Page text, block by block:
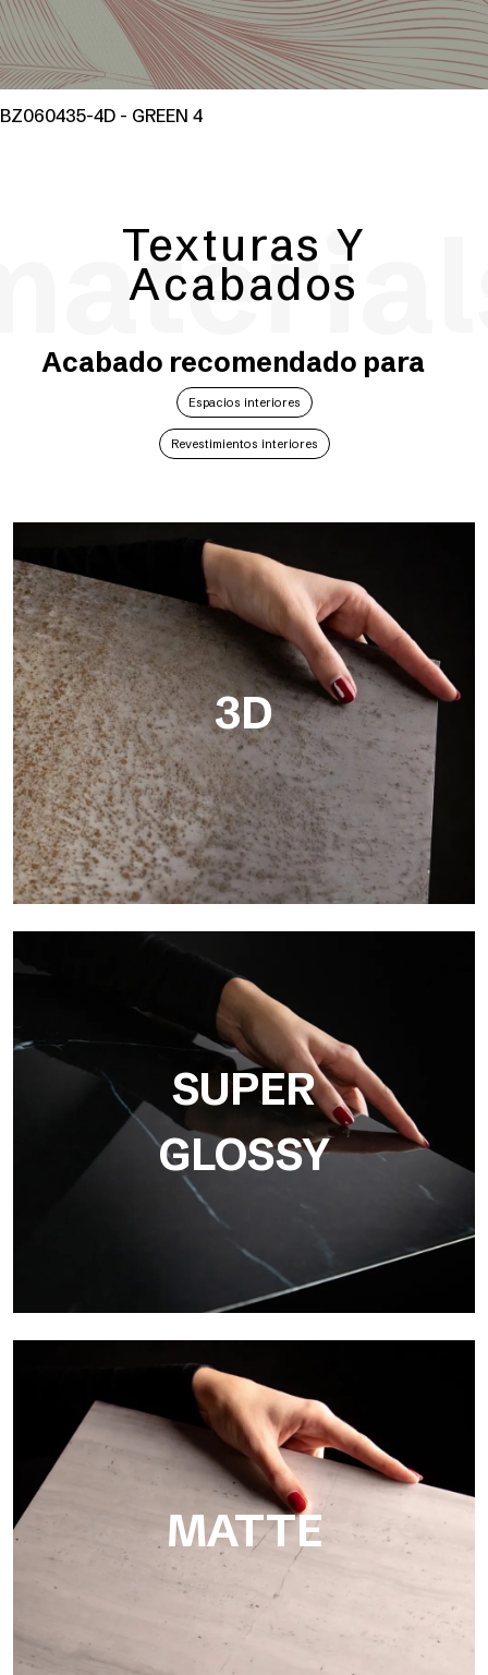
BZ060435-4D - GREEN 4
Texturas Y
Acabados
Acabado recomendado para
Espacios interiores
Revestimientos interiores
3D
Ultralight 3D de Tecnografica integra gráficos y
tridimensionalidad, ideal para la reproducción de texturas
realistas como el hormigón, la madera y la piedra natural.
SUPER
GLOSSY
Super Glossy
Ultralight Super Glossy es la superficie brillante con efecto
espejo de Tecnografica, perfecta para revestimientos lujosos
en hoteles, spas, baños y en el sector marítimo.
MATTE